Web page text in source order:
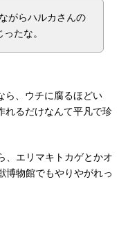
がらハルカさんの
たな。
、ウチに腐るほどい
るだけなんて平凡で珍
エリマキトカゲとかオ
博物館でもやりやがれっ